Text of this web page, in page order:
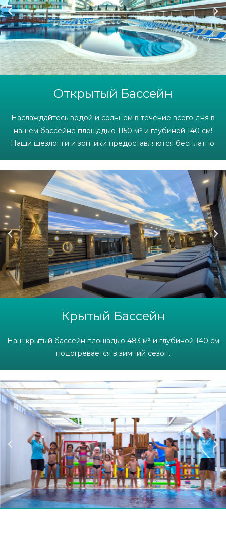
Открытый Бассейн
Наслаждайтесь водой и солнцем в течение всего дня в
нашем бассейне площадью 1150 м² и глубиной 140 см!
Наши шезлонги и зонтики предоставляются бесплатно.
Крытый Бассейн
Наш крытый бассейн площадью 483 м² и глубиной 140 см
подогревается в зимний сезон.